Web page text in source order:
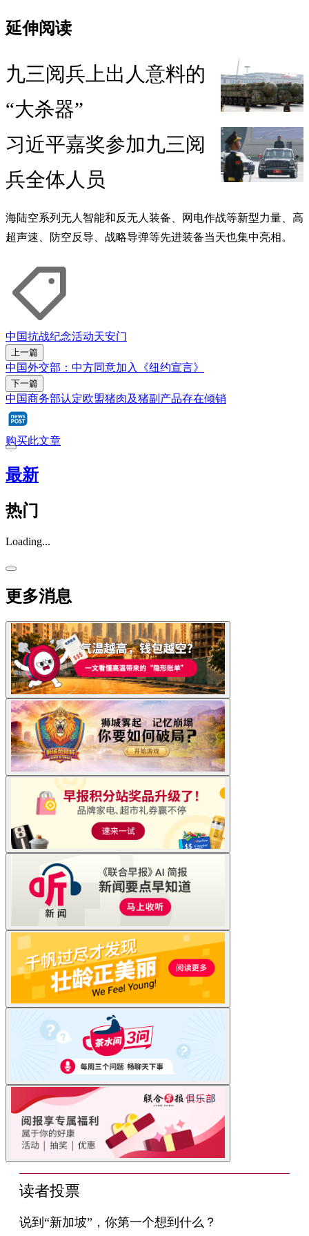
延伸阅读
九三阅兵上出人意料的
“大杀器”
习近平嘉奖参加九三阅
兵全体人员
海陆空系列无人智能和反无人装备、网电作战等新型力量、高
超声速、防空反导、战略导弹等先进装备当天也集中亮相。
中国抗战纪念活动天安门
上一篇
中国外交部：中方同意加入《纽约宣言》
下一篇
中国商务部认定欧盟猪肉及猪副产品存在倾销
购买此文章
最新
热门
Loading...
更多消息